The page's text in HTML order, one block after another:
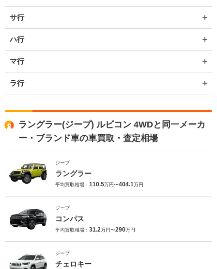
サ行
ハ行
マ行
ラ行
ラングラー(ジープ) ルビコン 4WDと同一メーカ
ー・ブランド車の車買取・査定相場
ジープ
ラングラー
平均買取相場： 110.5万円〜404.1万円
ジープ
コンパス
平均買取相場： 31.2万円〜290万円
ジープ
チェロキー